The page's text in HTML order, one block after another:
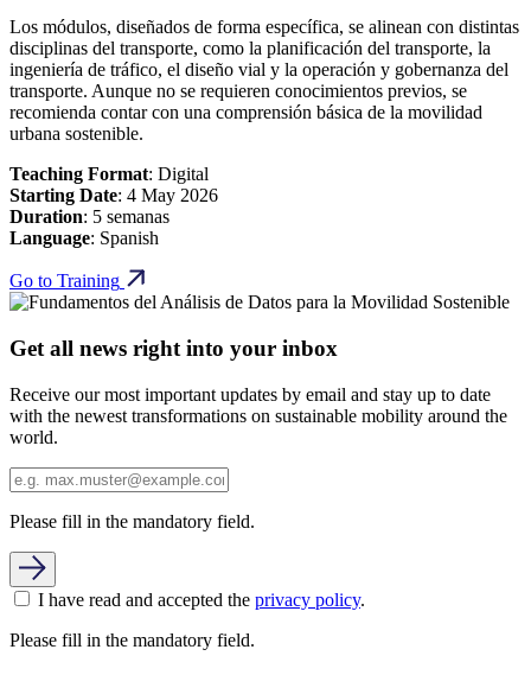
Los módulos, diseñados de forma específica, se alinean con distintas
disciplinas del transporte, como la planificación del transporte, la
ingeniería de tráfico, el diseño vial y la operación y gobernanza del
transporte. Aunque no se requieren conocimientos previos, se
recomienda contar con una comprensión básica de la movilidad
urbana sostenible.
Teaching Format: Digital
Starting Date: 4 May 2026
Duration: 5 semanas
Language: Spanish
Go to Training
Get all news right into your inbox
Receive our most important updates by email and stay up to date
with the newest transformations on sustainable mobility around the
world.
Please fill in the mandatory field.
I have read and accepted the privacy policy.
Please fill in the mandatory field.